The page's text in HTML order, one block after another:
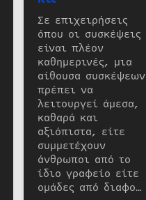
Σε επιχειρήσεις
όπου οι συσκέψεις
είναι πλέον
καθημερινές, μια
αίθουσα συσκέψεων
πρέπει να
λειτουργεί άμεσα,
καθαρά και
αξιόπιστα, είτε
συμμετέχουν
άνθρωποι από το
ίδιο γραφείο είτε
ομάδες από διαφο…